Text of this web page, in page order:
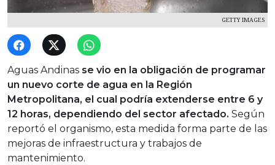
GETTY IMAGES
Aguas Andinas se vio en la obligación de programar
un nuevo corte de agua en la Región
Metropolitana, el cual podría extenderse entre 6 y
12 horas, dependiendo del sector afectado. Según
reportó el organismo, esta medida forma parte de las
mejoras de infraestructura y trabajos de
mantenimiento.